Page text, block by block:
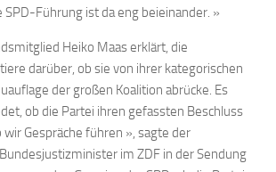
SPD-Führung ist da eng beieinander. »
Heiko Maas erklärt, die
darüber, ob sie von ihrer kategorischen
der großen Koalition abrücke. Es
ob die Partei ihren gefassten Beschluss
Gespräche führen », sagte der
im ZDF in der Sendung